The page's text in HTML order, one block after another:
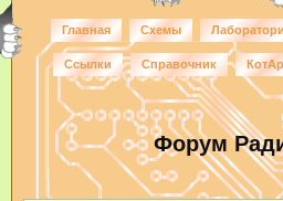
Главная Схемы
Ссылки Справочник
Форум